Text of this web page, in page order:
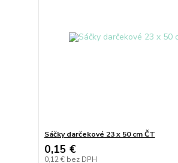
Sáčky darčekové 23 x 50 cm ČT
0,15 €
0,12 € bez DPH